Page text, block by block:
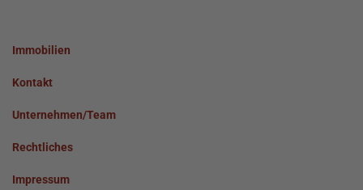
Immobilien
Kontakt
Unternehmen/Team
Rechtliches
Impressum